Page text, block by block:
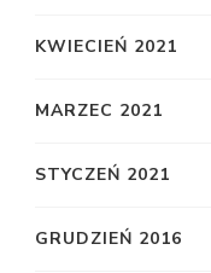
KWIECIEŃ 2021
MARZEC 2021
STYCZEŃ 2021
GRUDZIEŃ 2016